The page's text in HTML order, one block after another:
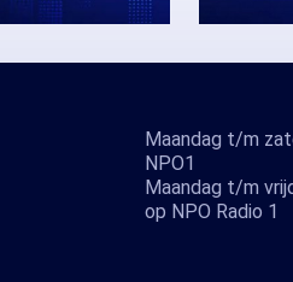
Maandag t/m
NPO1
Maandag t/m
op NPO Radio 1